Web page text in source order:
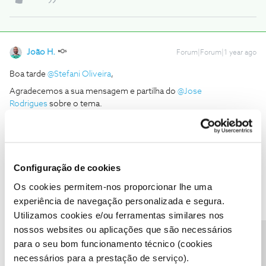
Configuração de cookies
Os cookies permitem-nos proporcionar lhe uma
experiência de navegação personalizada e segura.
Utilizamos cookies e/ou ferramentas similares nos
nossos websites ou aplicações que são necessários
para o seu bom funcionamento técnico (cookies
necessários para a prestação de serviço).
João H. Forum|Forum|1 year ago
Boa tarde ​ @Stefani Oliveira,
Agradecemos a sua mensagem e partilha do ​ @Jose
Rodrigues sobre o tema.
Toda a gestão da sua conta de cliente é feita através da app my
, Descubra tudo o que precisa de saber
Partilhe com a comunidade caso surja alguma outra questão.
Ajude a comunidade a encontrar informação relevante. Marque
como "Melhor Resposta" e faça "Like" nos melhores comentários.
Siga os perfis da moderação, através da opção "Seguir", para estar